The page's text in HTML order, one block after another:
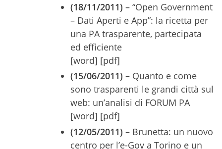
(18/11/2011) – “Open Government
– Dati Aperti e App”: la ricetta per
una PA trasparente, partecipata
ed efficiente
[word] [pdf]
(15/06/2011) – Quanto e come
sono trasparenti le grandi città sul
web: un’analisi di FORUM PA
[word] [pdf]
(12/05/2011) – Brunetta: un nuovo
centro per l’e-Gov a Torino e un